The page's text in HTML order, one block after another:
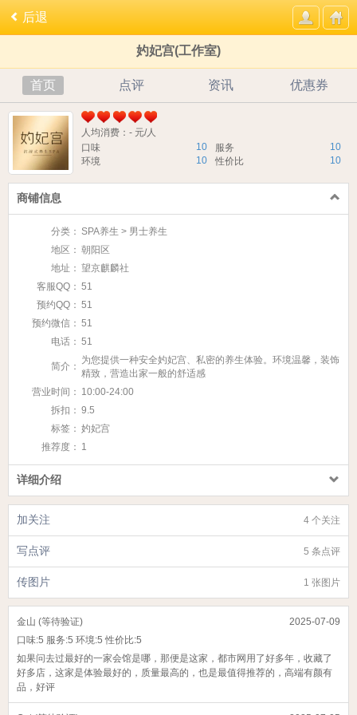
后退
妁妃宫(工作室)
首页 点评 资讯 优惠券
人均消费：- 元/人
10
口味 10
服务
10
环境 10
性价比
商铺信息
分类： SPA养生 > 男士养生
地区： 朝阳区
地址： 望京麒麟社
客服QQ： 51
预约QQ： 51
预约微信： 51
电话： 51
简介：
为您提供一种安全妁妃宫、私密的养生体验。环境温馨，装饰
精致，营造出家一般的舒适感
营业时间： 10:00-24:00
拆扣： 9.5
标签： 妁妃宫
推荐度： 1
详细介绍
4 个关注
加关注
5 条点评
写点评
1 张图片
传图片
2025-07-09
金山 (等待验证)
口味:5 服务:5 环境:5 性价比:5
如果问去过最好的一家会馆是哪，那便是这家，都市网用了好多年，收藏了
好多店，这家是体验最好的，质量最高的，也是最值得推荐的，高端有颜有
品，好评